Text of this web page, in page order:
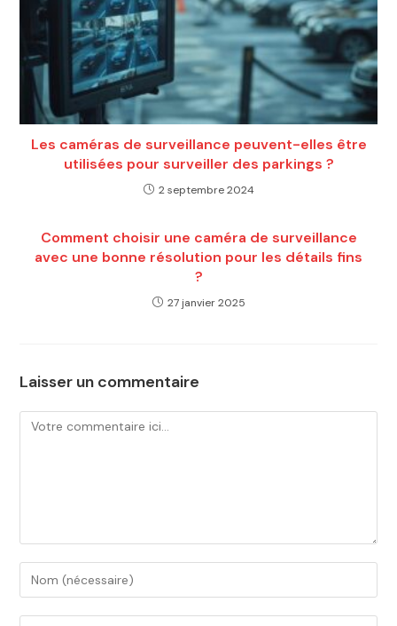
Les caméras de surveillance peuvent-elles être
utilisées pour surveiller des parkings ?
2 septembre 2024
Comment choisir une caméra de surveillance
avec une bonne résolution pour les détails fins
?
27 janvier 2025
Laisser un commentaire